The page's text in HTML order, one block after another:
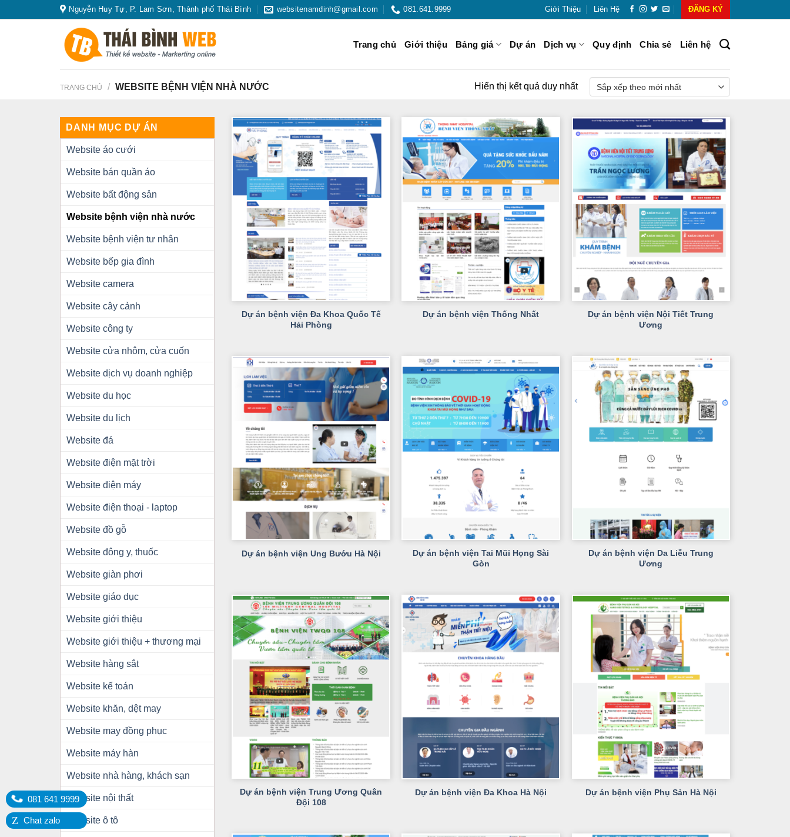
to
081 641 9999
Z Chat zalo
Nguyễn Huy Tự, P. Lam Sơn, Thành phố Thái Bình websitenamdinh@gmail.com 081.641.9999 Giới Thiệu Liên Hệ ĐĂNG KÝ
Trang chủ Giới thiệu Bảng giá Dự án Dịch vụ Quy định Chia sẻ Liên hệ
TRANG CHỦ / WEBSITE BỆNH VIỆN NHÀ NƯỚC Hiển thị kết quả duy nhất
DANH MỤC DỰ ÁN
Website áo cưới
Website bán quần áo
Website bất động sản
Website bệnh viện nhà nước
Website bệnh viện tư nhân
Website bếp gia đình
Website camera
Website cây cảnh
Website công ty
Website cửa nhôm, cửa cuốn
Website dịch vụ doanh nghiệp
Website du học
Website du lịch
Website đá
Website điện mặt trời
Website điện máy
Website điện thoại - laptop
Website đồ gỗ
Website đông y, thuốc
Website giàn phơi
Website giáo dục
Website giới thiệu
Website giới thiệu + thương mại
Website hàng sắt
Website kế toán
Website khăn, dệt may
Website may đồng phục
Website máy hàn
Website nhà hàng, khách sạn
Website nội thất
Website ô tô
Dự án bệnh viện Đa Khoa Quốc Tế
Hải Phòng
Dự án bệnh viện Thống Nhất
+
Dự án bệnh viện Nội Tiết Trung
Ương
Dự án bệnh viện Ung Bướu Hà Nội
Dự án bệnh viện Tai Mũi Họng Sài
Gòn
+
Dự án bệnh viện Da Liễu Trung
Ương
Dự án bệnh viện Trung Ương Quân
Đội 108
+
Dự án bệnh viện Đa Khoa Hà Nội Dự án bệnh viện Phụ Sản Hà Nội